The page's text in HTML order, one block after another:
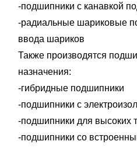
-подшипники с канавкой
-радиальные шариковые
ввода шариков
Также производятся
назначения:
-гибридные подшипники
-подшипники с
-подшипники для высоких
-подшипники сo